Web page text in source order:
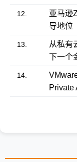
12.
亚马逊
导地位
13.
从私有
下一个
14.
Private